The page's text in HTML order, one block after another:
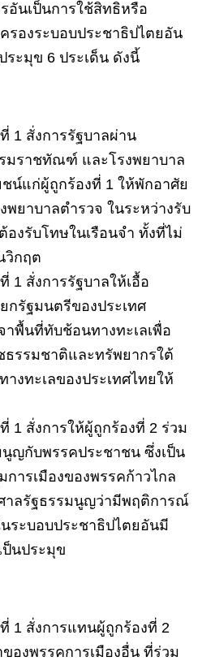
อันเป็นการใช้สิทธิหรือ
รองระบอบประชาธิปไตยอัน
ระมุข 6 ประเด็น ดังนี้
1 สั่งการรัฐบาลผ่าน
มราชทัณฑ์ และโรงพยาบาล
ชน์แก่ผู้ถูกร้องที่ 1 ให้พักอาศัย
พยาบาลตำรวจ ในระหว่างรับ
องรับโทษในเรือนจำ ทั้งที่ไม่
วิกฤต
1 สั่งการรัฐบาลให้เอื้อ
กรัฐมนตรีของประเทศ
าพื้นที่ทับช้อนทางทะเลเพื่อ
ธรรมชาติและทรัพยากรใต้
างทะเลของประเทศไทยให้
1 สั่งการให้ผู้ถูกร้องที่ 2 ร่วม
นูญกับพรรคประชาชน ซึ่งเป็น
ารเมืองของพรรคก้าวไกล
าลรัฐธรรมนูญว่ามีพฤติการณ์
ระบอบประชาธิปไตยอันมี
ป็นประมุข
1 สั่งการแทนผู้ถูกร้องที่ 2
องพรรคการเมืองอื่น ที่ร่วม